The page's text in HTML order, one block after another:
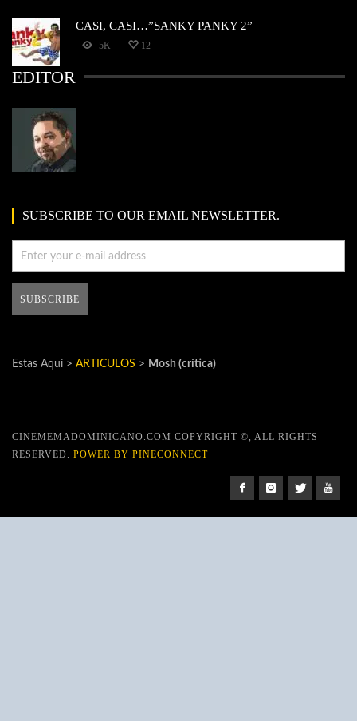
CASI, CASI…”SANKY PANKY 2”
5K 12
EDITOR
SUBSCRIBE TO OUR EMAIL NEWSLETTER.
Estas Aquí > ARTICULOS > Mosh (crítica)
CINEMEMADOMINICANO.COM COPYRIGHT ©, ALL RIGHTS
RESERVED. POWER BY PINECONNECT